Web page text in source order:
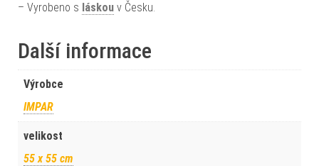
– Vyrobeno s láskou v Česku.
Další informace
Výrobce
IMPAR
velikost
55 x 55 cm